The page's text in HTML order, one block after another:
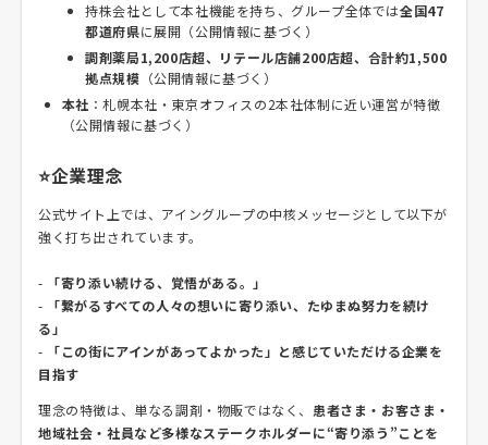
持株会社として本社機能を持ち、グループ全体では全国47
都道府県に展開（公開情報に基づく）
調剤薬局1,200店超、リテール店舗200店超、合計約1,500
拠点規模 （公開情報に基づく）
本社 ：札幌本社・東京オフィスの2本社体制に近い運営が特徴
（公開情報に基づく）
⭐企業理念
公式サイト上では、アイングループの中核メッセージとして以下が
強く打ち出されています。
-
「寄り添い続ける、覚悟がある。」
-
「繋がるすべての人々の想いに寄り添い、たゆまぬ努力を続け
る」
-
「この街にアインがあってよかった」と感じていただける企業を
目指す
理念の特徴は、単なる調剤・物販ではなく、 患者さま・お客さま・
地域社会・社員など多様なステークホルダーに“寄り添う”ことを